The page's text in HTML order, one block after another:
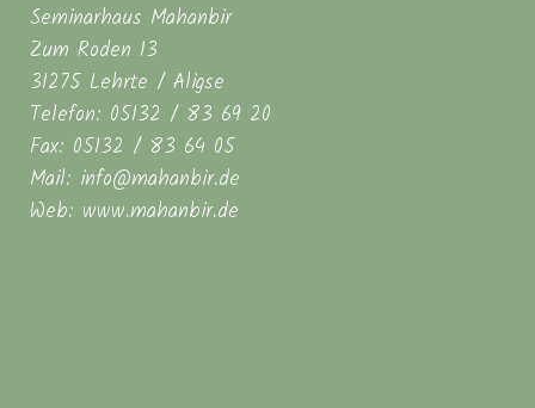
Seminarhaus Mahanbir
Zum Roden 13
31275 Lehrte / Aligse
Telefon: 05132 / 83 69 20
Fax: 05132 / 83 64 05
Mail: info@mahanbir.de
Web: www.mahanbir.de